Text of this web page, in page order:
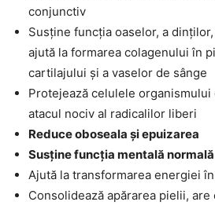
conjunctiv
Susține funcția oaselor, a
ajută la formarea colagenului în
cartilajului și a vaselor de sânge
Protejează celulele
atacul nociv al radicalilor liberi
Reduce oboseala și epuizarea
Susține funcția mentală normală
Ajută la transformarea energiei
Consolidează apărarea pielii,